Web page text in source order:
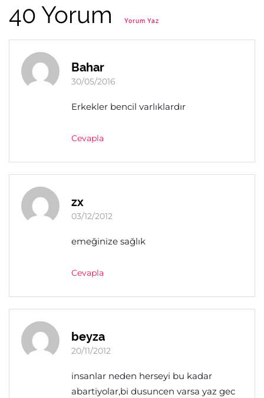
40 Yorum Yorum Yaz
Bahar
30/05/2016
Erkekler bencil varlıklardır
Cevapla
zx
03/12/2012
emeğinize sağlık
Cevapla
beyza
20/11/2012
insanlar neden herseyi bu kadar
abartiyolar,bi dusuncen varsa yaz gec